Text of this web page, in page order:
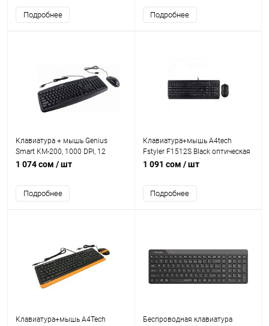
Подробнее Подробнее
Клавиатура + мышь Genius
Smart KM-200, 1000 DPI, 12
мультимедийных FN клавиш,
устойчивый к проливанию
жидкости, полноразмерный
1 074 сом / шт
Подробнее
Клавиатура+мышь A4tech
Fstyler F1512S Black оптическая
мышь, 1200dpi, 3btn, клавиатура
1 091 сом / шт
Подробнее
Клавиатура+мышь A4Tech
Беспроводная клавиатура